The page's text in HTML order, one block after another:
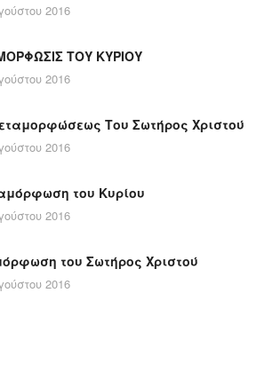
2016
ΤΟΥ ΚΥΡΙΟΥ
2016
Του Σωτήρος Χριστού
2016
του Κυρίου
2016
του Σωτήρος Χριστού
2016